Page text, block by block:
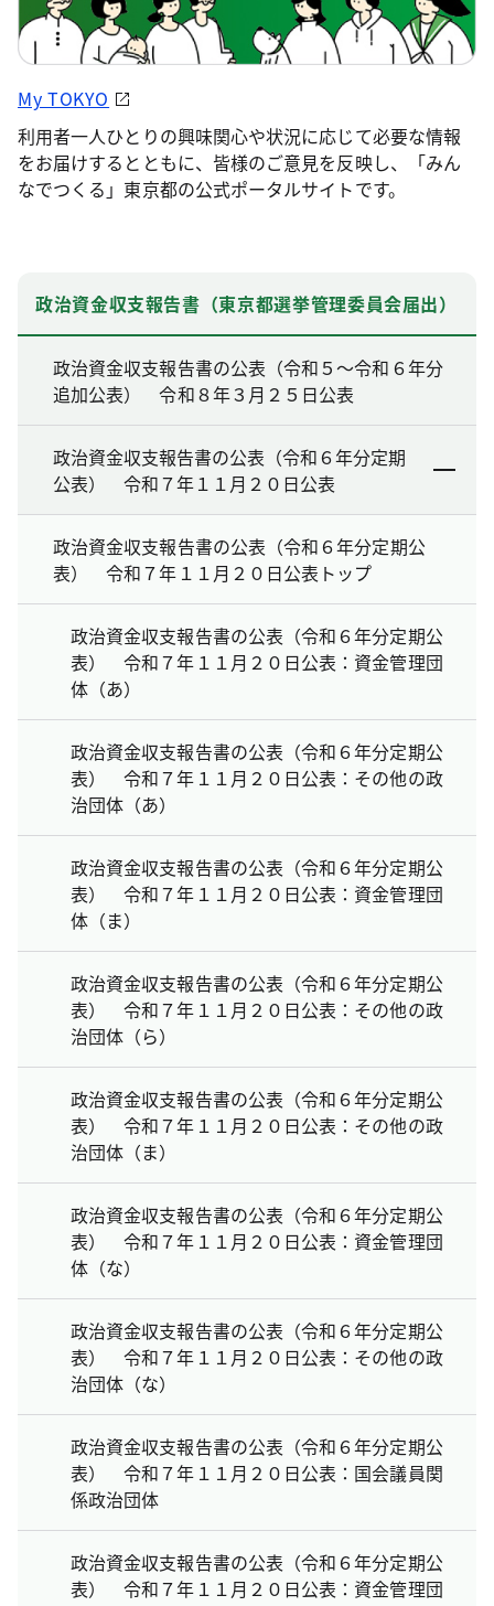
My TOKYO
利用者一人ひとりの興味関心や状況に応じて必要な情報
をお届けするとともに、皆様のご意見を反映し、「みん
なでつくる」東京都の公式ポータルサイトです。
政治資金収支報告書（東京都選挙管理委員会届出）
政治資金収支報告書の公表（令和５～令和６年分
追加公表） 令和８年３月２５日公表
政治資金収支報告書の公表（令和６年分定期
公表） 令和７年１１月２０日公表
政治資金収支報告書の公表（令和６年分定期公
表） 令和７年１１月２０日公表トップ
政治資金収支報告書の公表（令和６年分定期公
表） 令和７年１１月２０日公表：資金管理団
体（あ）
政治資金収支報告書の公表（令和６年分定期公
表） 令和７年１１月２０日公表：その他の政
治団体（あ）
政治資金収支報告書の公表（令和６年分定期公
表） 令和７年１１月２０日公表：資金管理団
体（ま）
政治資金収支報告書の公表（令和６年分定期公
表） 令和７年１１月２０日公表：その他の政
治団体（ら）
政治資金収支報告書の公表（令和６年分定期公
表） 令和７年１１月２０日公表：その他の政
治団体（ま）
政治資金収支報告書の公表（令和６年分定期公
表） 令和７年１１月２０日公表：資金管理団
体（な）
政治資金収支報告書の公表（令和６年分定期公
表） 令和７年１１月２０日公表：その他の政
治団体（な）
政治資金収支報告書の公表（令和６年分定期公
表） 令和７年１１月２０日公表：国会議員関
係政治団体
政治資金収支報告書の公表（令和６年分定期公
表） 令和７年１１月２０日公表：資金管理団